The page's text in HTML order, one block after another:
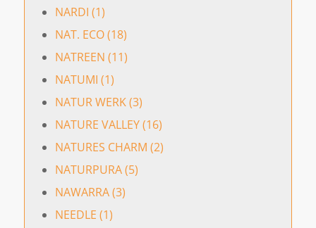
NARDI (1)
NAT. ECO (18)
NATREEN (11)
NATUMI (1)
NATUR WERK (3)
NATURE VALLEY (16)
NATURES CHARM (2)
NATURPURA (5)
NAWARRA (3)
NEEDLE (1)